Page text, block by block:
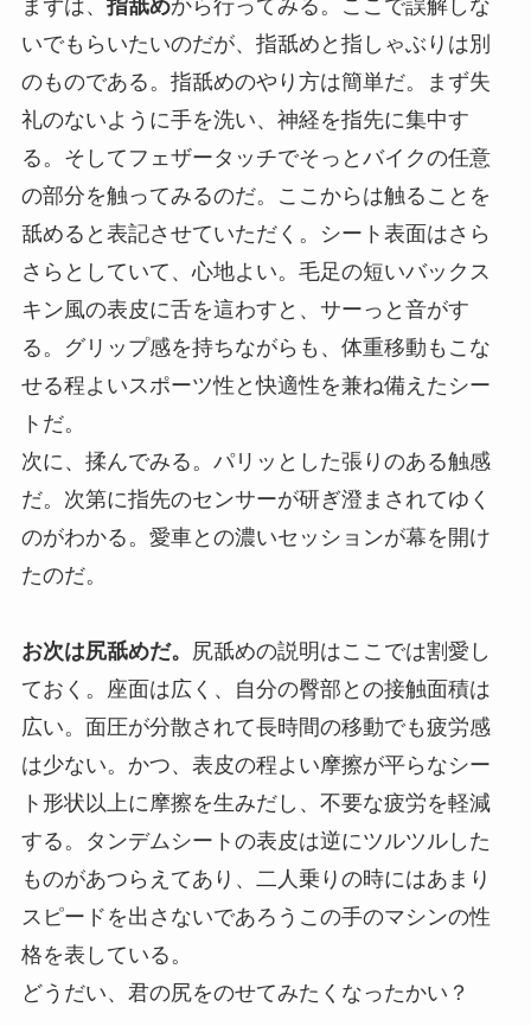
まずは、 指舐めから行ってみる。ここで誤解しな
いでもらいたいのだが、指舐めと指しゃぶりは別
のものである。指舐めのやり方は簡単だ。まず失
礼のないように手を洗い、神経を指先に集中す
る。そしてフェザータッチでそっとバイクの任意
の部分を触ってみるのだ。ここからは触ることを
舐めると表記させていただく。シート表面はさら
さらとしていて、心地よい。毛足の短いバックス
キン風の表皮に舌を這わすと、サーっと音がす
る。グリップ感を持ちながらも、体重移動もこな
せる程よいスポーツ性と快適性を兼ね備えたシー
トだ。
次に、揉んでみる。パリッとした張りのある触感
だ。次第に指先のセンサーが研ぎ澄まされてゆく
のがわかる。愛車との濃いセッションが幕を開け
たのだ。
お次は尻舐めだ。 尻舐めの説明はここでは割愛し
ておく。座面は広く、自分の臀部との接触面積は
広い。面圧が分散されて長時間の移動でも疲労感
は少ない。かつ、表皮の程よい摩擦が平らなシー
ト形状以上に摩擦を生みだし、不要な疲労を軽減
する。タンデムシートの表皮は逆にツルツルした
ものがあつらえてあり、二人乗りの時にはあまり
スピードを出さないであろうこの手のマシンの性
格を表している。
どうだい、君の尻をのせてみたくなったかい？